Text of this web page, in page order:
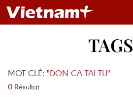
TAGS
MOT CLÉ: "DON CA TAI TU"
0 Résultat